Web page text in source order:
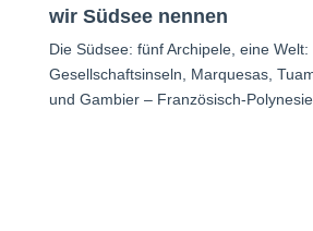
wir Südsee nennen
Die Südsee: fünf Archipele, eine Welt:
Gesellschaftsinseln, Marquesas,
und Gambier – Französisch-